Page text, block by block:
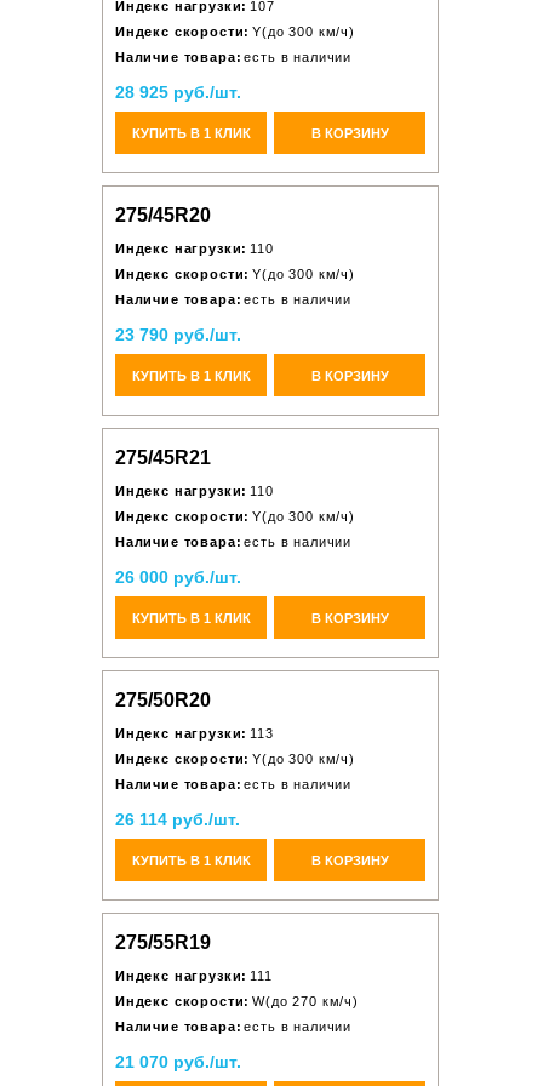
Индекс нагрузки: 107
Индекс скорости: Y(до 300 км/ч)
Наличие товара: есть в наличии
28 925 руб./шт.
КУПИТЬ В 1 КЛИК В КОРЗИНУ
275/45R20
Индекс нагрузки: 110
Индекс скорости: Y(до 300 км/ч)
Наличие товара: есть в наличии
23 790 руб./шт.
КУПИТЬ В 1 КЛИК В КОРЗИНУ
275/45R21
Индекс нагрузки: 110
Индекс скорости: Y(до 300 км/ч)
Наличие товара: есть в наличии
26 000 руб./шт.
КУПИТЬ В 1 КЛИК В КОРЗИНУ
275/50R20
Индекс нагрузки: 113
Индекс скорости: Y(до 300 км/ч)
Наличие товара: есть в наличии
26 114 руб./шт.
КУПИТЬ В 1 КЛИК В КОРЗИНУ
275/55R19
Индекс нагрузки: 111
Индекс скорости: W(до 270 км/ч)
Наличие товара: есть в наличии
21 070 руб./шт.